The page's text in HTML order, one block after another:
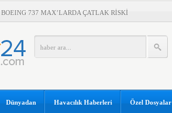
BOEING 737 MAX’LARDA ÇATLAK RİSKİ
KADAR UZATTI
ANKARA VE KAPADOKYA’NIN RUSYA’DA TANIM
ATAĞI
ULAŞIMINDA YENİ DÖNEM
Dünyadan Havacılık Haberleri Özel Dosyalar